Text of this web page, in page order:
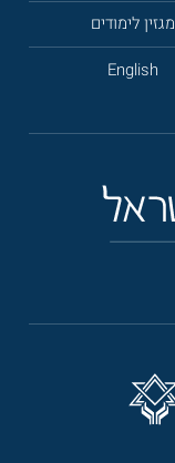
מגזין לימודים
English